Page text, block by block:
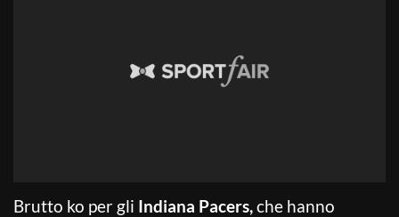
Brutto ko per gli Indiana Pacers,che hanno